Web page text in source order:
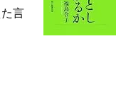
言